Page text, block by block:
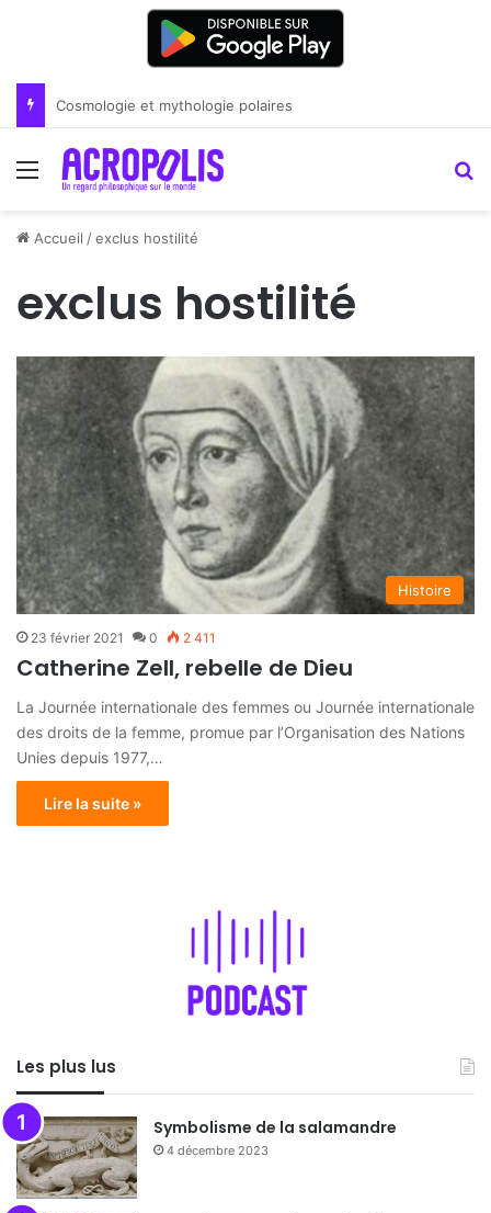
Renoir : la peinture comme un art du lien
Menu
Accueil /exclus hostilité
exclus hostilité
Histoire
23 février 2021 0 2 411
Catherine Zell, rebelle de Dieu
La Journée internationale des femmes ou Journée internationale
des droits de la femme, promue par l’Organisation des Nations
Unies depuis 1977,…
Lire la suite »
Les plus lus
Symbolisme de la salamandre
4 décembre 2023